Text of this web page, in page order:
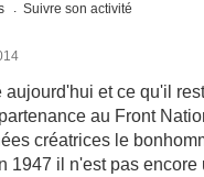
Suivre son activité
et ce qu'il
au Front
créatrices le
1947 il n'est pas